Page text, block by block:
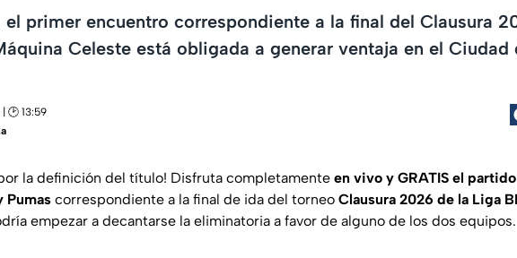
el primer encuentro correspondiente a la final del Clausura
Celeste está obligada a generar ventaja en el Ciudad
🕑 13:59
la definición del título! Disfruta completamente en vivo y GRATIS el partido
Pumas correspondiente a la final de ida del torneo Clausura 2026 de la Liga
empezar a decantarse la eliminatoria a favor de alguno de los dos equipos.